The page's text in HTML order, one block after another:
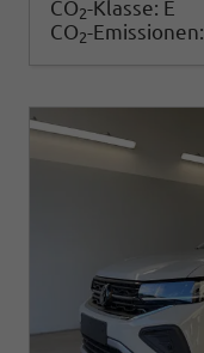
CO2-Klasse: E
CO2-Emissionen: